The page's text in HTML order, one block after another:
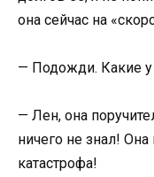
она сейчас на
— Подожди. Какие
— Лен, она
ничего не знал!
катастрофа!